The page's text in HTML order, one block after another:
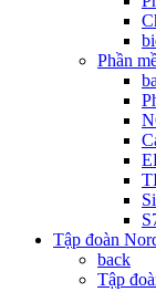
Phần
Tập đoàn
back
Tập